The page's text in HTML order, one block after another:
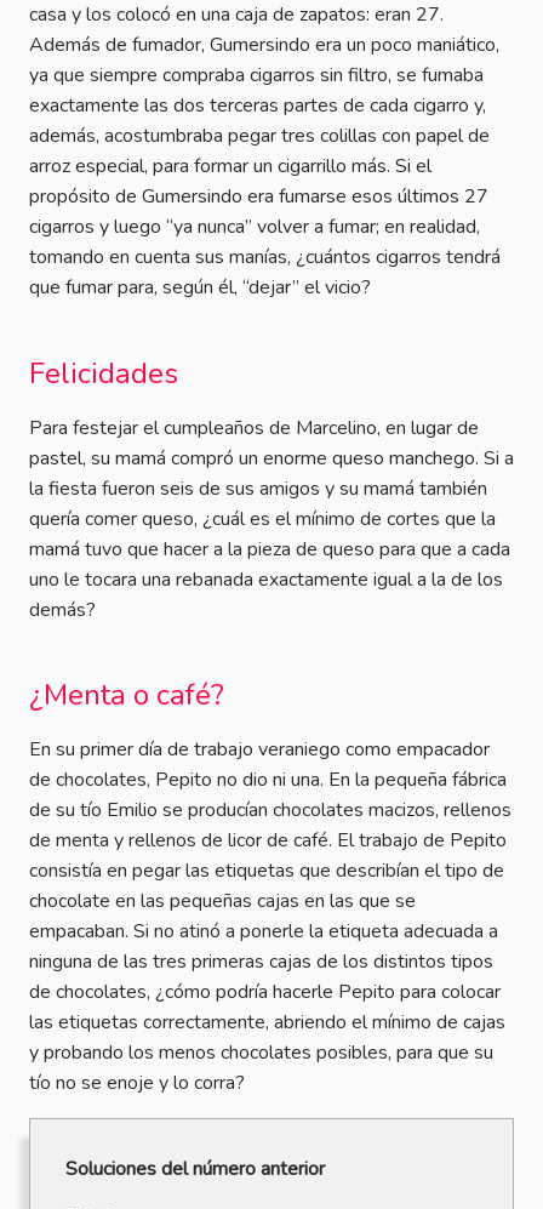
casa y los colocó en una caja de zapatos: eran 27.
Además de fumador, Gumersindo era un poco maniático,
ya que siempre compraba cigarros sin filtro, se fumaba
exactamente las dos terceras partes de cada cigarro y,
además, acostumbraba pegar tres colillas con papel de
arroz especial, para formar un cigarrillo más. Si el
propósito de Gumersindo era fumarse esos últimos 27
cigarros y luego “ya nunca” volver a fumar; en realidad,
tomando en cuenta sus manías, ¿cuántos cigarros tendrá
que fumar para, según él, “dejar” el vicio?
Felicidades
Para festejar el cumpleaños de Marcelino, en lugar de
pastel, su mamá compró un enorme queso manchego. Si a
la fiesta fueron seis de sus amigos y su mamá también
quería comer queso, ¿cuál es el mínimo de cortes que la
mamá tuvo que hacer a la pieza de queso para que a cada
uno le tocara una rebanada exactamente igual a la de los
demás?
¿Menta o café?
En su primer día de trabajo veraniego como empacador
de chocolates, Pepito no dio ni una. En la pequeña fábrica
de su tío Emilio se producían chocolates macizos, rellenos
de menta y rellenos de licor de café. El trabajo de Pepito
consistía en pegar las etiquetas que describían el tipo de
chocolate en las pequeñas cajas en las que se
empacaban. Si no atinó a ponerle la etiqueta adecuada a
ninguna de las tres primeras cajas de los distintos tipos
de chocolates, ¿cómo podría hacerle Pepito para colocar
las etiquetas correctamente, abriendo el mínimo de cajas
y probando los menos chocolates posibles, para que su
tío no se enoje y lo corra?
Soluciones del número anterior